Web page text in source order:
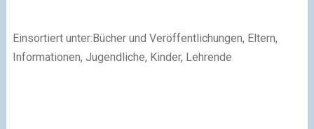
Einsortiert unter:Bücher und Veröffentlichungen, Eltern,
Informationen, Jugendliche, Kinder, Lehrende